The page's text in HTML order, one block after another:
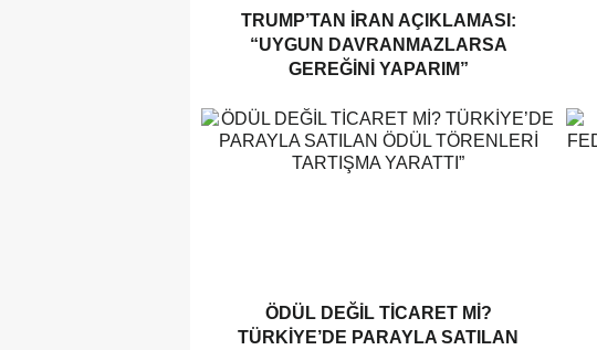
TRUMP’TAN İRAN AÇIKLAMASI:
“UYGUN DAVRANMAZLARSA
GEREĞINI YAPARIM”
ÖDÜL DEĞIL TICARET MI?
TÜRKIYE’DE PARAYLA SATILAN